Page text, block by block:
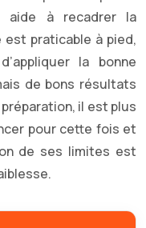
aide à recadrer la
est praticable à pied,
la bonne
de bons résultats
il est plus
pour cette fois et
de ses limites est